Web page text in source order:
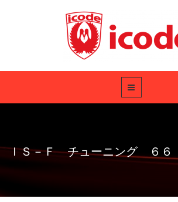
ＩＳ－Ｆ チューニング ６６